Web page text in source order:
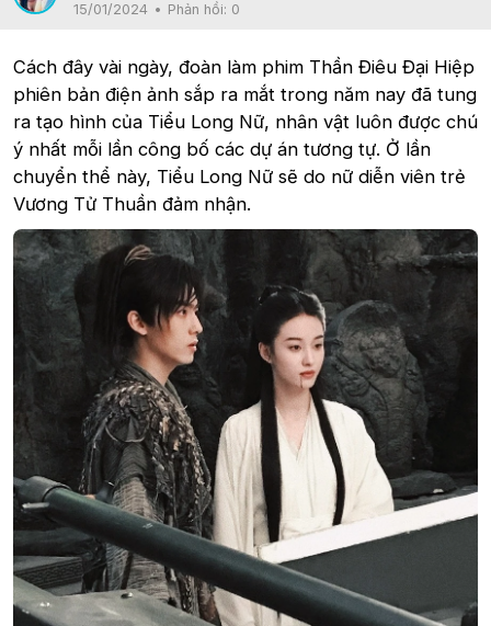
15/01/2024
Phản hồi: 0
Cách đây vài ngày, đoàn làm phim Thần Điêu Đại Hiệp
phiên bản điện ảnh sắp ra mắt trong năm nay đã tung
ra tạo hình của Tiểu Long Nữ, nhân vật luôn được chú
ý nhất mỗi lần công bố các dự án tương tự. Ở lần
chuyển thể này, Tiểu Long Nữ sẽ do nữ diễn viên trẻ
Vương Tử Thuần đảm nhận.